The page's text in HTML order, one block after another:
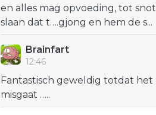
en alles mag opvoeding, tot snot
slaan dat t….gjong en hem de s...
Brainfart
12:46
Fantastisch geweldig totdat het
misgaat …..